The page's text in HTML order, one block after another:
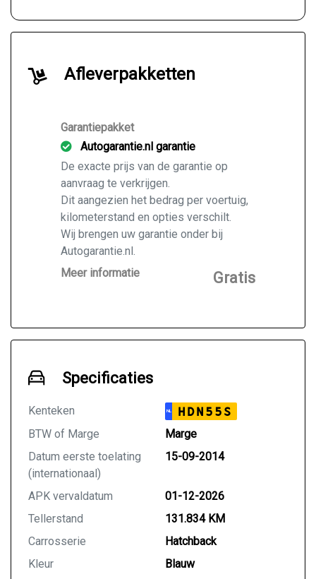
Afleverpakketten
Garantiepakket
Autogarantie.nl garantie
De exacte prijs van de garantie op
aanvraag te verkrijgen.
Dit aangezien het bedrag per voertuig,
kilometerstand en opties verschilt.
Wij brengen uw garantie onder bij
Autogarantie.nl.
Vraag ons naar de mogelijkheden voor
Meer informatie Gratis
Specificaties
Kenteken NL HDN55S
BTW of Marge
Marge
Datum eerste toelating
(internationaal)
15-09-2014
APK vervaldatum
01-12-2026
Tellerstand
131.834 KM
Carrosserie
Hatchback
Kleur
Blauw